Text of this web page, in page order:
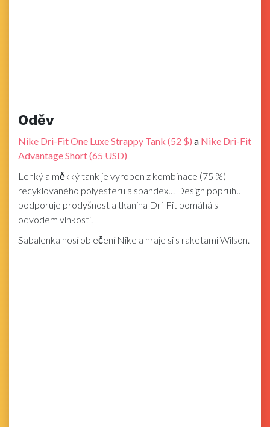
Oděv
Nike Dri-Fit One Luxe Strappy Tank (52 $) a Nike Dri-Fit
Advantage Short (65 USD)
Lehký a měkký tank je vyroben z kombinace (75 %)
recyklovaného polyesteru a spandexu. Design popruhu
podporuje prodyšnost a tkanina Dri-Fit pomáhá s
odvodem vlhkosti.
Sabalenka nosí oblečení Nike a hraje si s raketami Wilson.